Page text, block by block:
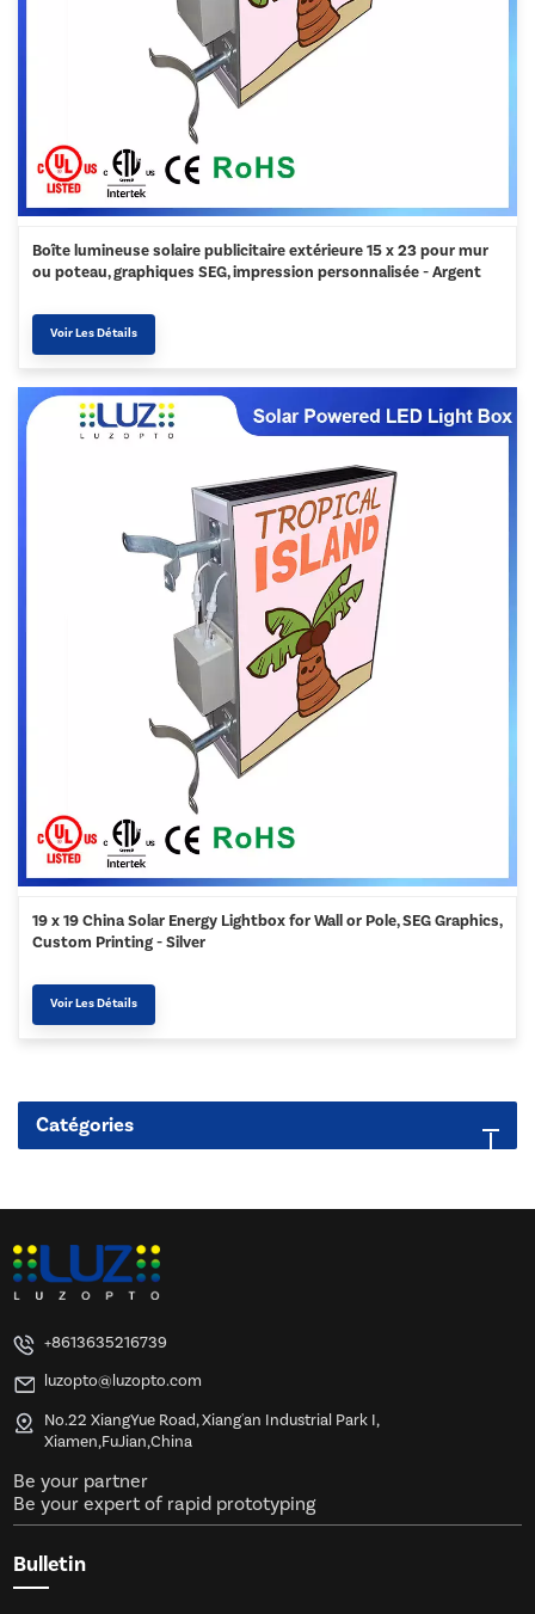
Boîte lumineuse solaire publicitaire extérieure 15 x 23 pour mur
ou poteau, graphiques SEG, impression personnalisée - Argent
Voir Les Détails
19 x 19 China Solar Energy Lightbox for Wall or Pole, SEG Graphics,
Custom Printing - Silver
Voir Les Détails
Catégories
+8613635216739
luzopto@luzopto.com
No.22 XiangYue Road, Xiang'an Industrial Park I,
Xiamen,FuJian,China
Be your partner
Be your expert of rapid prototyping
Bulletin